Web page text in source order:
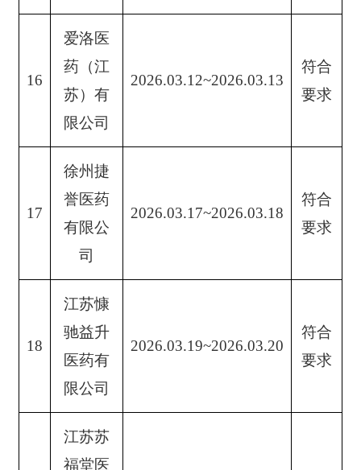
16
爱洛医
药（江
苏）有
限公司
2026.03.12~2026.03.13
符合
要求
17
徐州捷
誉医药
有限公
司
2026.03.17~2026.03.18
符合
要求
18
江苏慷
驰益升
医药有
限公司
2026.03.19~2026.03.20
符合
要求
江苏苏
福堂医